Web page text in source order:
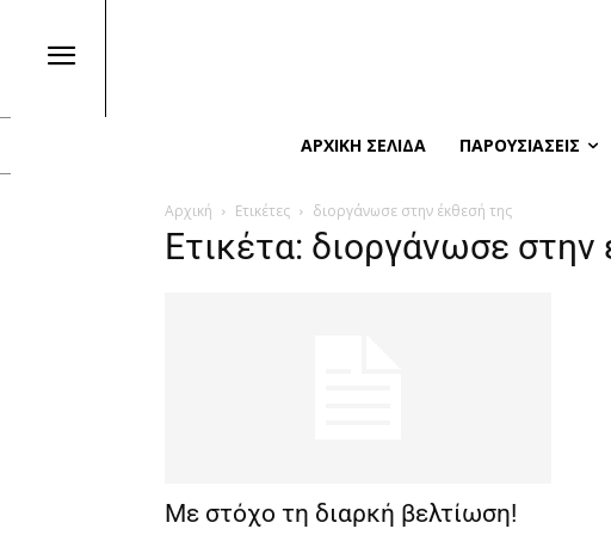
ΑΡΧΙΚΉ ΣΕΛΊΔΑ ΠΑΡΟΥΣΙΆΣΕΙΣ
Αρχική Ετικέτες διοργάνωσε στην έκθεσή της
Ετικέτα: διοργάνωσε στην
Με στόχο τη διαρκή βελτίωση!